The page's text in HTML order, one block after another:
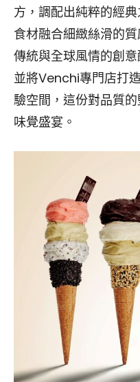
方，調配出純粹的經
食材融合細緻絲滑的
傳統與全球風情的創
並將Venchi專門店打
驗空間，這份對品質
味覺盛宴。